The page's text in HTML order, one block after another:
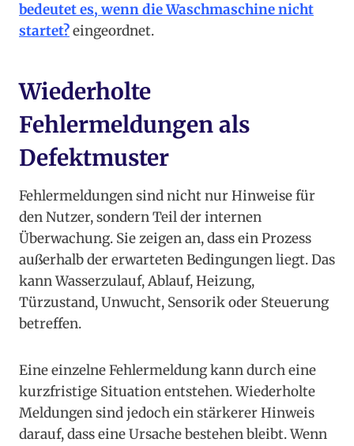
bedeutet es, wenn die Waschmaschine nicht
startet?eingeordnet.
Wiederholte
Fehlermeldungen als
Defektmuster
Fehlermeldungen sind nicht nur Hinweise für
den Nutzer, sondern Teil der internen
Überwachung. Sie zeigen an, dass ein Prozess
außerhalb der erwarteten Bedingungen liegt. Das
kann Wasserzulauf, Ablauf, Heizung,
Türzustand, Unwucht, Sensorik oder Steuerung
betreffen.
Eine einzelne Fehlermeldung kann durch eine
kurzfristige Situation entstehen. Wiederholte
Meldungen sind jedoch ein stärkerer Hinweis
darauf, dass eine Ursache bestehen bleibt. Wenn